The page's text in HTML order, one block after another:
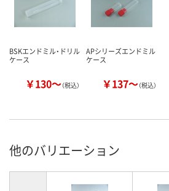
BSKエンドミル・ドリル
ケース
￥130～（税込）
APシリーズエンドミル
ケース
￥137～（税込）
他のバリエーション